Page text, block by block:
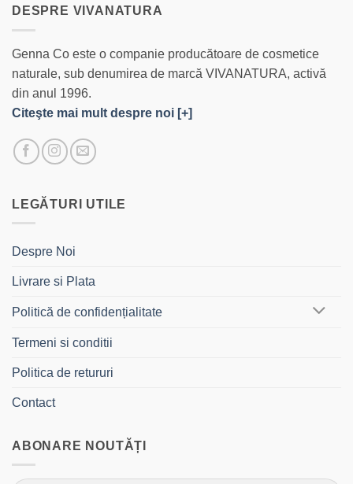
DESPRE VIVANATURA
Genna Co este o companie producătoare de cosmetice
naturale, sub denumirea de marcă VIVANATURA, activă
din anul 1996.
Citeşte mai mult despre noi [+]
LEGĂTURI UTILE
Despre Noi
Livrare si Plata
Politică de confidențialitate
Termeni si conditii
Politica de retururi
Contact
ABONARE NOUTĂȚI